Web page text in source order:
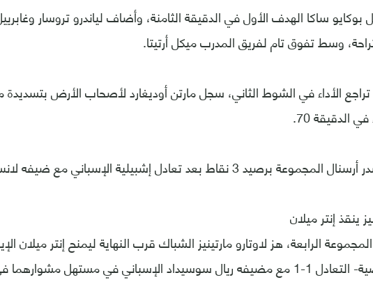
ساكا الهدف الأول في الدقيقة الثامنة، وأضاف لياندرو تروسار
وسط تفوق تام لفريق المدرب ميكل أرتيتا.
الأداء في الشوط الثاني، سجل مارتن أوديغارد لأصحاب الأرض
في الدقيقة 70.
برصيد 3 نقاط بعد تعادل إشبيلية الإسباني مع ضيفه لانس الفرنسي 1-1.
ينقذ إنتر ميلان
الرابعة، هز لاوتارو مارتينيز الشباك قرب النهاية ليمنح إنتر
سوسيداد الإسباني في مستهل مشوارهما في دوري الأبطال.